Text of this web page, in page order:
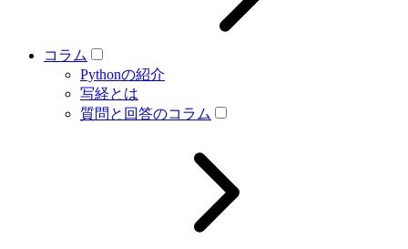
コラム
Pythonの紹介
写経とは
質問と回答のコラム